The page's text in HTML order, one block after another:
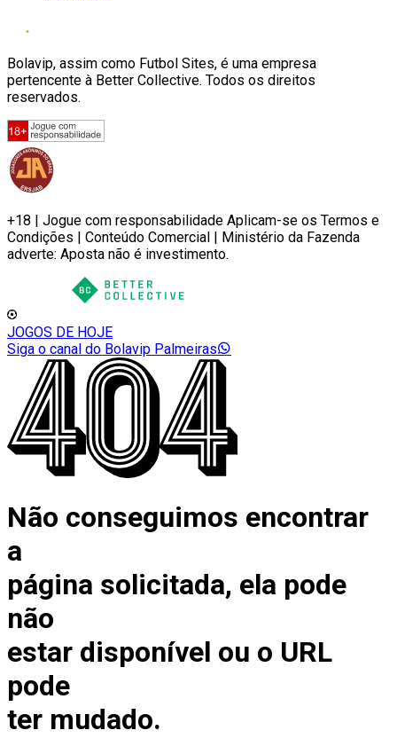
Bolavip, assim como Futbol Sites, é uma empresa
pertencente à Better Collective. Todos os direitos
reservados.
+18 | Jogue com responsabilidade Aplicam-se os Termos e
Condições | Conteúdo Comercial | Ministério da Fazenda
adverte: Aposta não é investimento.
JOGOS DE HOJE
Siga o canal do Bolavip Palmeiras
Não conseguimos encontrar
a
página solicitada, ela pode
não
estar disponível ou o URL
pode
ter mudado.